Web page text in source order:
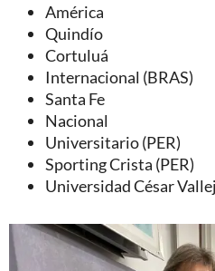
América
Quindío
Cortuluá
Internacional (BRAS)
Santa Fe
Nacional
Universitario (PER)
Sporting Crista (PER)
Universidad César